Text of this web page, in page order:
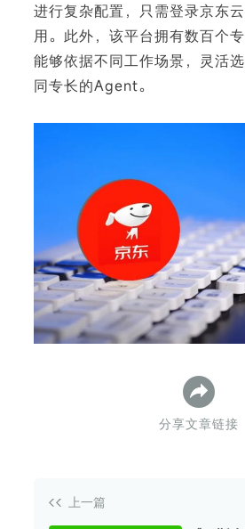
进行复杂配置，只需登录京东
用。此外，该平台拥有数百个
能够依据不同工作场景，灵活
同专长的Agent。
分享文章链接
上一篇